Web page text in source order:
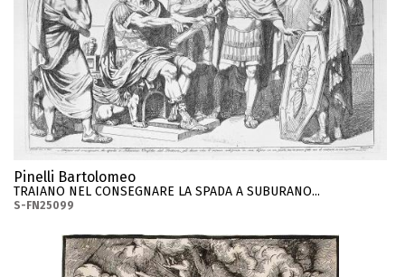
Pinelli Bartolomeo
TRAIANO NEL CONSEGNARE LA SPADA A SUBURANO...
S-FN25099